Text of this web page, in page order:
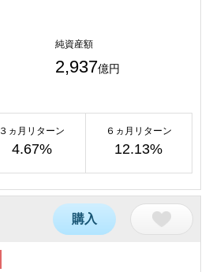
純資産額
2,937億円
３ヵ月リターン
4.67%
６ヵ月リターン
12.13%
購入